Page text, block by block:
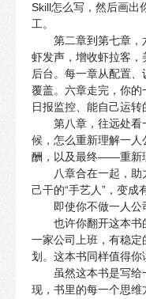
Skill怎么写，然后画出
工。
第二章到第七章，
虾发声，增收虾拉客
后台。每一章从配置
覆盖。六章走完，你
日报监控、能自己运转
第八章，往远处看
候，怎么重新理解一
酬，以及最终——重新
八章合在一起，
己干的“手艺人”，变成
即使你不做一人公
也许你翻开这本书
一家公司上班，有稳
划。这本书同样值得你
虽然这本书是写
现，书里的每一个思维